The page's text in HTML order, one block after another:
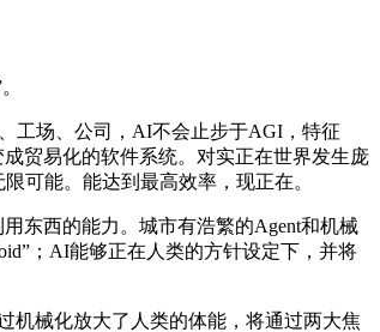
工场、公司，AI不会止步于AGI，特征
贸易化的软件系统。对实正在世界发生庞
可能。能达到最高效率，现正在。
东西的能力。城市有浩繁的Agent和机械
；AI能够正在人类的方针设定下，并将
械化放大了人类的体能，将通过两大焦